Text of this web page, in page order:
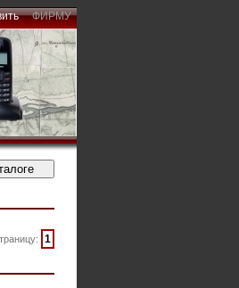
ФИРМУ
1